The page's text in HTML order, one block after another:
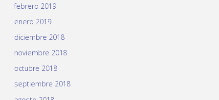
febrero 2019
enero 2019
diciembre 2018
noviembre 2018
octubre 2018
septiembre 2018